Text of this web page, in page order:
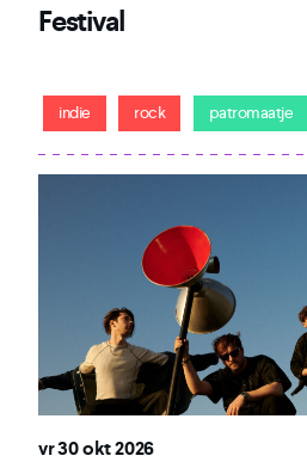
Festival
indie rock patromaatje
vr 30 okt 2026